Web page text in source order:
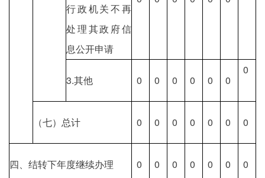
行政机关不再
处理其政府信
息公开申请
3.其他 0 0 0 0 0 0
0
（七）总计 0 0 0 0 0 0 0
四、结转下年度继续办理 0 0 0 0 0 0 0